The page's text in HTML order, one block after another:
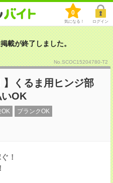
0
気になる！ ログイン
載が終了しました。
No.SCOC15204780-T2
】くるま用ヒンジ部
OK
OK ブランクOK
！